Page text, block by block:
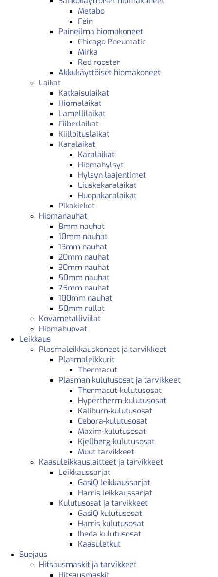
Metabo
Fein
Paineilma hiomakoneet
Chicago Pneumatic
Mirka
Red rooster
Akkukäyttöiset hiomakoneet
Laikat
Katkaisulaikat
Hiomalaikat
Lamellilaikat
Fiiberlaikat
Kiilloituslaikat
Karalaikat
Karalaikat
Hiomahylsyt
Hylsyn laajentimet
Liuskekaralaikat
Huopakaralaikat
Pikakiekot
Hiomanauhat
8mm nauhat
10mm nauhat
13mm nauhat
20mm nauhat
30mm nauhat
50mm nauhat
75mm nauhat
100mm nauhat
50mm rullat
Kovametalliviilat
Hiomahuovat
Leikkaus
Plasmaleikkauskoneet ja tarvikkeet
Plasmaleikkurit
Thermacut
Plasman kulutusosat ja tarvikkeet
Thermacut-kulutusosat
Hypertherm-kulutusosat
Kaliburn-kulutusosat
Cebora-kulutusosat
Maxim-kulutusosat
Kjellberg-kulutusosat
Muut tarvikkeet
Kaasuleikkauslaitteet ja tarvikkeet
Leikkaussarjat
GasiQ leikkaussarjat
Harris leikkaussarjat
Kulutusosat ja tarvikkeet
GasiQ kulutusosat
Harris kulutusosat
Ibeda kulutusosat
Kaasuletkut
Suojaus
Hitsausmaskit ja tarvikkeet